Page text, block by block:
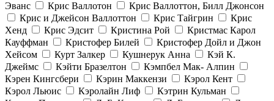
Эванс
Крис Валлотон
Крис Валлоттон, Билл Джонсон
Крис и Джейсон Валлоттон
Крис Тайгрин
Крис
Хенд
Крис Эдсит Кристина Рой
Кристмас Карол
Кауффман
Кристофер Билей
Кристофер Дойл и Джон
Хейсом
Курт Залкер Кушнерук Анна
Кэй К.
Джеймс
Кэйти Бразелтон
Кэмпбел Мак- Алпин
Кэрен Кингсбери
Кэрин Маккензи
Кэрол Кент
Кэрол Льюис
Кэролайн Лиф
Кэтрин Кульман